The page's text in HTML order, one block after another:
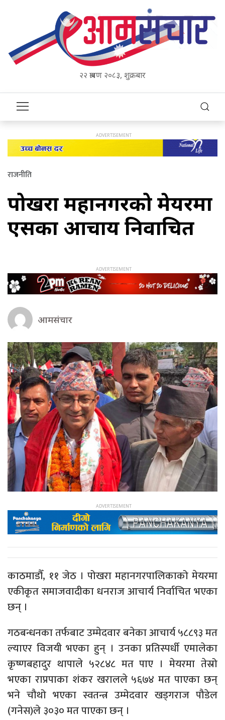
२२ श्रावण २०८३, शुक्रबार
राजनीति
पोखरा महानगरको मेयरमा
एसका आचार्य निर्वाचित
आमसंचार
काठमाडौँ, ११ जेठ । पोखरा महानगरपालिकाको मेयरमा
एकीकृत समाजवादीका धनराज आचार्य निर्वाचित भएका
छन् ।
गठबन्धनका तर्फबाट उम्मेदवार बनेका आचार्य ५८८९३ मत
ल्याएर विजयी भएका हुन् । उनका प्रतिस्पर्धी एमालेका
कृष्णबहादुर थापाले ५२८४८ मत पाए । मेयरमा तेस्रो
भएका राप्रपाका शंकर खरालले ५६७४ मत पाएका छन्
भने चौथो भएका स्वतन्त्र उम्मेदवार खड्गराज पौडेल
(गनेस)ले ३०३० मत पाएका छन् ।